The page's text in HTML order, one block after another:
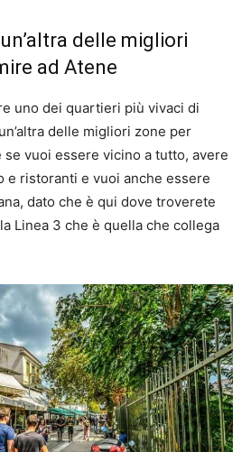
delle migliori
ad Atene
uno dei quartieri più vivaci di
delle migliori zone per
se vuoi essere vicino a tutto, avere
e ristoranti e vuoi anche essere
dato che è qui dove troverete
Linea 3 che è quella che collega